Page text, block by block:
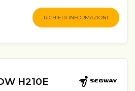
RICHIEDI INFORMAZIONI
H210E